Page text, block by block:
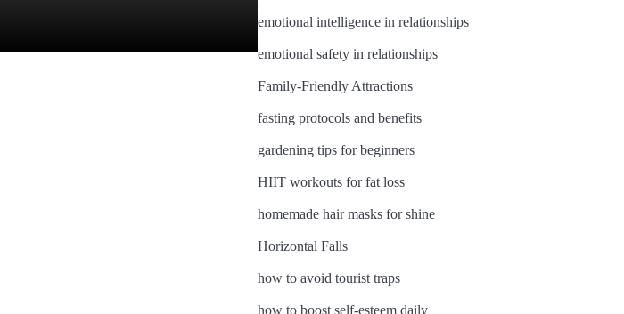
emotional intelligence in relationships
emotional safety in relationships
Family-Friendly Attractions
fasting protocols and benefits
gardening tips for beginners
HIIT workouts for fat loss
homemade hair masks for shine
Horizontal Falls
how to avoid tourist traps
how to boost self-esteem daily